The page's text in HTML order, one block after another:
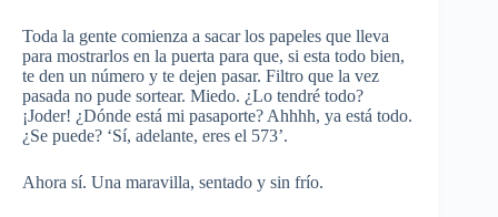
Toda la gente comienza a sacar los papeles que lleva
para mostrarlos en la puerta para que, si esta todo bien,
te den un número y te dejen pasar. Filtro que la vez
pasada no pude sortear. Miedo. ¿Lo tendré todo?
¡Joder! ¿Dónde está mi pasaporte? Ahhhh, ya está todo.
¿Se puede? ‘Sí, adelante, eres el 573’.
Ahora sí. Una maravilla, sentado y sin frío.